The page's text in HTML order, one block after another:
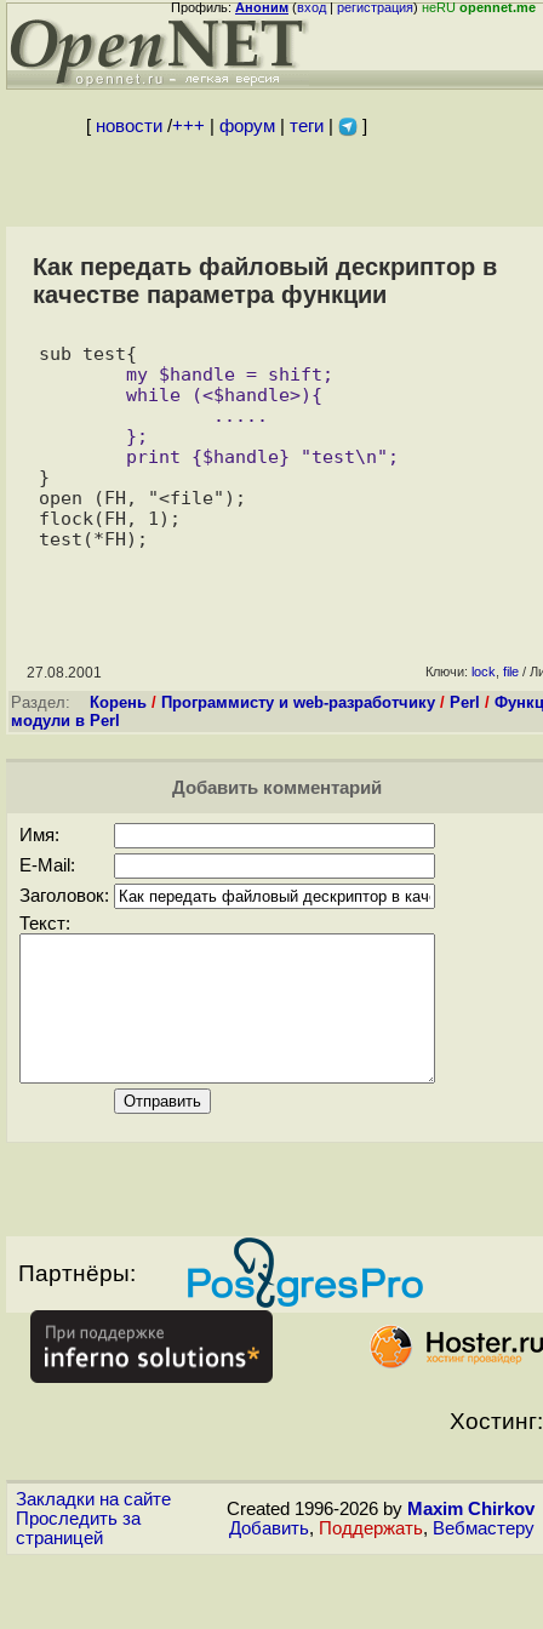
Профиль:Аноним(вход|регистрация)неRUopennet.me
[ новости/+++ форум| теги| ]
Как передать файловый дескриптор в
качестве параметра функции
}
open (FH, "<file");
flock(FH, 1);
27.08.2001 Ключи: lock file /
Раздел: Корень / Программисту и web-разработчику / Perl /
модули в Perl
Добавить комментарий
Имя:
E-Mail:
Заголовок:
Текст:
Партнёры:
Хостинг:
Закладки на сайте
Проследить за
страницей
Created 1996-2026 by Maxim Chirkov
Добавить, Поддержать, Вебмастеру